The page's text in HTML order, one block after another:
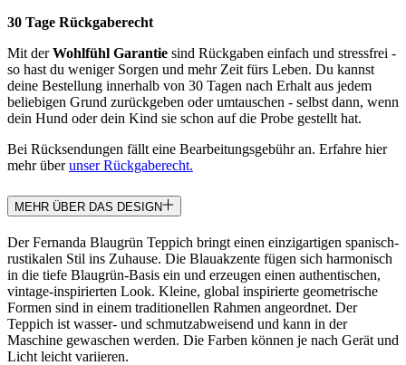
30 Tage Rückgaberecht
Mit derWohlfühl Garantie sind Rückgaben einfach und stressfrei -
so hast du weniger Sorgen und mehr Zeit fürs Leben. Du kannst
deine Bestellung innerhalb von 30 Tagen nach Erhalt aus jedem
beliebigen Grund zurückgeben oder umtauschen - selbst dann, wenn
dein Hund oder dein Kind sie schon auf die Probe gestellt hat.
Bei Rücksendungen fällt eine Bearbeitungsgebühr an. Erfahre hier
mehr überunser Rückgaberecht.
MEHR ÜBER DAS DESIGN
Der Fernanda Blaugrün Teppich bringt einen einzigartigen spanisch-
rustikalen Stil ins Zuhause. Die Blauakzente fügen sich harmonisch
in die tiefe Blaugrün-Basis ein und erzeugen einen authentischen,
vintage-inspirierten Look. Kleine, global inspirierte geometrische
Formen sind in einem traditionellen Rahmen angeordnet. Der
Teppich ist wasser- und schmutzabweisend und kann in der
Maschine gewaschen werden. Die Farben können je nach Gerät und
Licht leicht variieren.